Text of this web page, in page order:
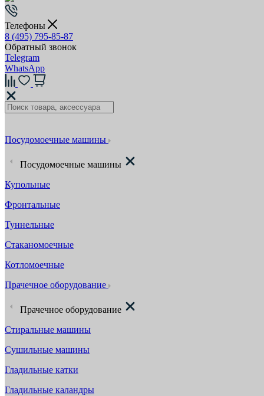
Телефоны
8 (495) 795-85-87
Обратный звонок
Telegram
WhatsApp
Посудомоечные машины
Посудомоечные машины
Купольные
Фронтальные
Туннельные
Стаканомоечные
Котломоечные
Прачечное оборудование
Прачечное оборудование
Стиральные машины
Сушильные машины
Гладильные катки
Гладильные каландры